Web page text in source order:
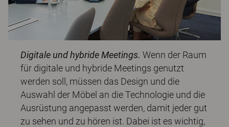
Digitale und hybride Meetings. Wenn der Raum
für digitale und hybride Meetings genutzt
werden soll, müssen das Design und die
Auswahl der Möbel an die Technologie und die
Ausrüstung angepasst werden, damit jeder gut
zu sehen und zu hören ist. Dabei ist es wichtig,